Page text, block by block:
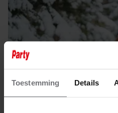
Toestemming Details